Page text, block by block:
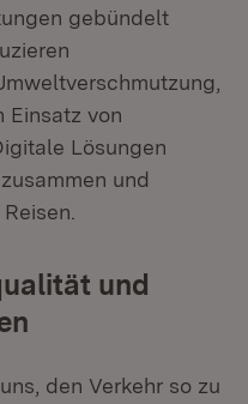
gebündelt
Einsatz von
Lösungen
und
und
den Verkehr so zu